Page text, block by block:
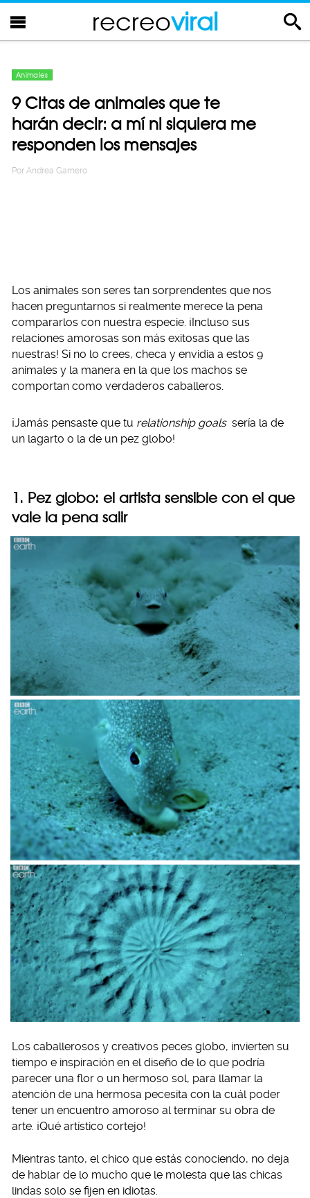
recreoviral
Animales
9 Citas de animales que te
harán decir: a mí ni siquiera me
responden los mensajes
Por Andrea Gamero
Los animales son seres tan sorprendentes que nos
hacen preguntarnos si realmente merece la pena
compararlos con nuestra especie. ¡Incluso sus
relaciones amorosas son más exitosas que las
nuestras! Si no lo crees, checa y envidia a estos 9
animales y la manera en la que los machos se
comportan como verdaderos caballeros.
¡Jamás pensaste que tu relationship goals sería la de
un lagarto o la de un pez globo!
1. Pez globo: el artista sensible con el que
vale la pena salir
Los caballerosos y creativos peces globo, invierten su
tiempo e inspiración en el diseño de lo que podría
parecer una flor o un hermoso sol, para llamar la
atención de una hermosa pecesita con la cuál poder
tener un encuentro amoroso al terminar su obra de
arte. ¡Qué artístico cortejo!
Mientras tanto, el chico que estás conociendo, no deja
de hablar de lo mucho que le molesta que las chicas
lindas solo se fijen en idiotas.